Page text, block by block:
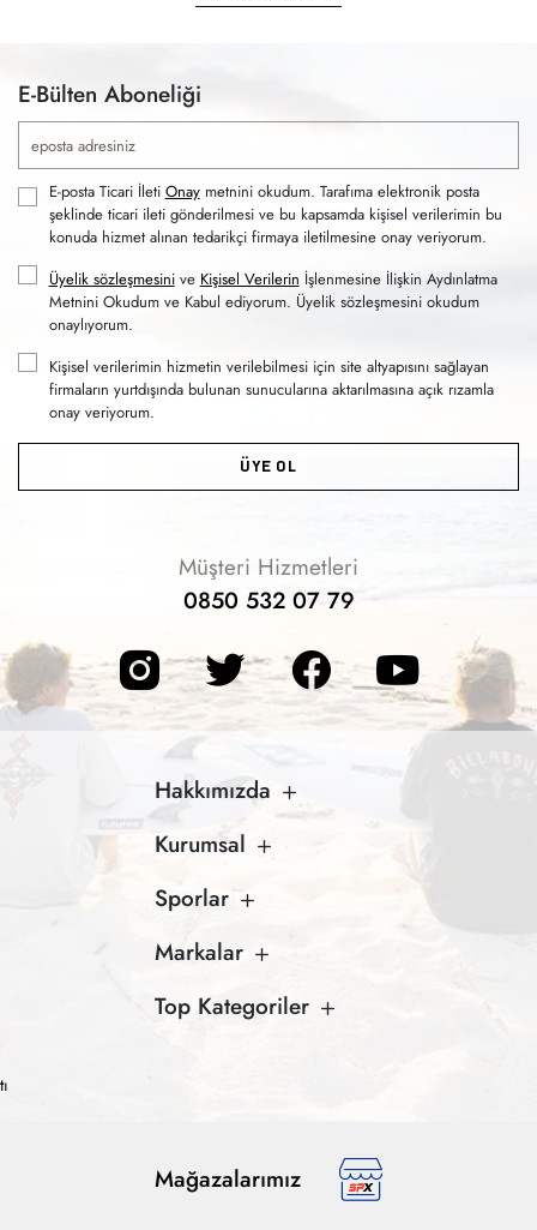
E-Bülten Aboneliği
E-posta Ticari İleti Onaymetnini okudum. Tarafıma elektronik posta
şeklinde ticari ileti gönderilmesi ve bu kapsamda kişisel verilerimin bu
konuda hizmet alınan tedarikçi firmaya iletilmesine onay veriyorum.
Üyelik sözleşmesinive Kişisel Verilerin İşlenmesine İlişkin Aydınlatma
Metnini Okudum ve Kabul ediyorum. Üyelik sözleşmesini okudum
onaylıyorum.
Kişisel verilerimin hizmetin verilebilmesi için site altyapısını sağlayan
firmaların yurtdışında bulunan sunucularına aktarılmasına açık rızamla
onay veriyorum.
ÜYE OL
Müşteri Hizmetleri
0850 532 07 79
Hakkımızda
Kurumsal
Sporlar
Markalar
Top Kategoriler
Mağazalarımız